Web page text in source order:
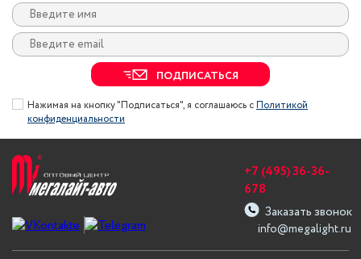
ПОДПИСАТЬСЯ
Нажимая на кнопку "Подписаться", я соглашаюсь сПолитикой
конфиденциальности
info@megalight.ru
+7 (495) 36-36-
678
Заказать звонок